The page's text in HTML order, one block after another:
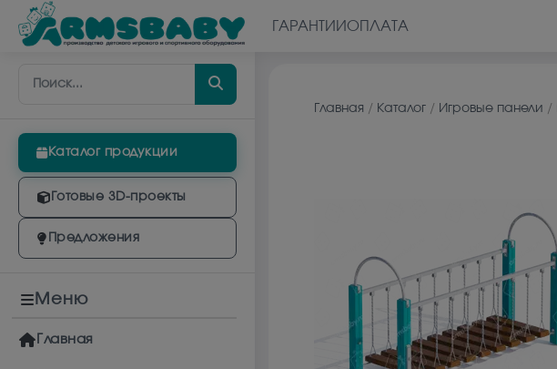
Каталог продукции
Готовые 3D-проекты
Предложения
Меню
Главная
ГАРАНТИИОПЛАТА
Главная / Каталог / Игровые панели /